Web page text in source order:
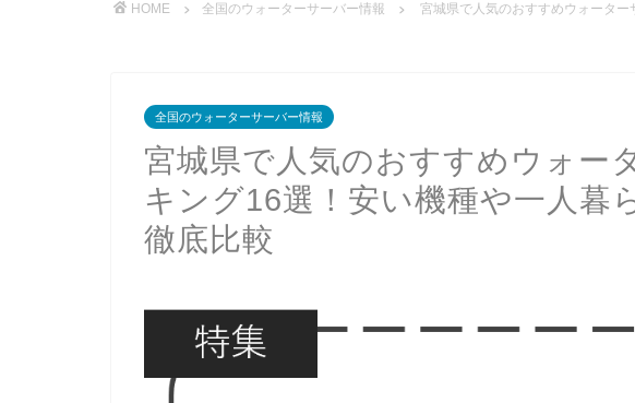
HOME 全国のウォーターサーバー情報 宮城県で人気のおすすめウォータ
全国のウォーターサーバー情報
宮城県で人気のおすすめウォー
キング16選！安い機種や一人暮
徹底比較